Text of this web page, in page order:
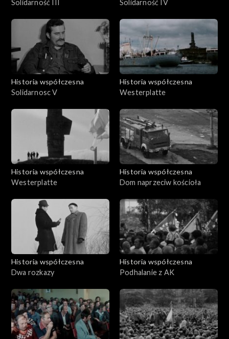
Solidarność IV
Historia współczesna
Solidarnosc V
Historia współczesna
Westerplatte
Historia współczesna
Westerplatte
Historia współczesna
Dom naprzeciw kościoła
Historia współczesna
Dwa rozkazy
Historia współczesna
Podhalanie z AK